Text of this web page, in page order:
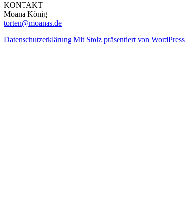
KONTAKT
Moana König
torten@moanas.de
Datenschutzerklärung Mit Stolz präsentiert von WordPress